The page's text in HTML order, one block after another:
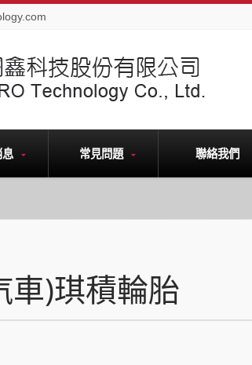
常見問題 聯絡我們
車)琪積輪胎